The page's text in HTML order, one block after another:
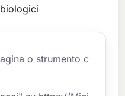
o strumento c